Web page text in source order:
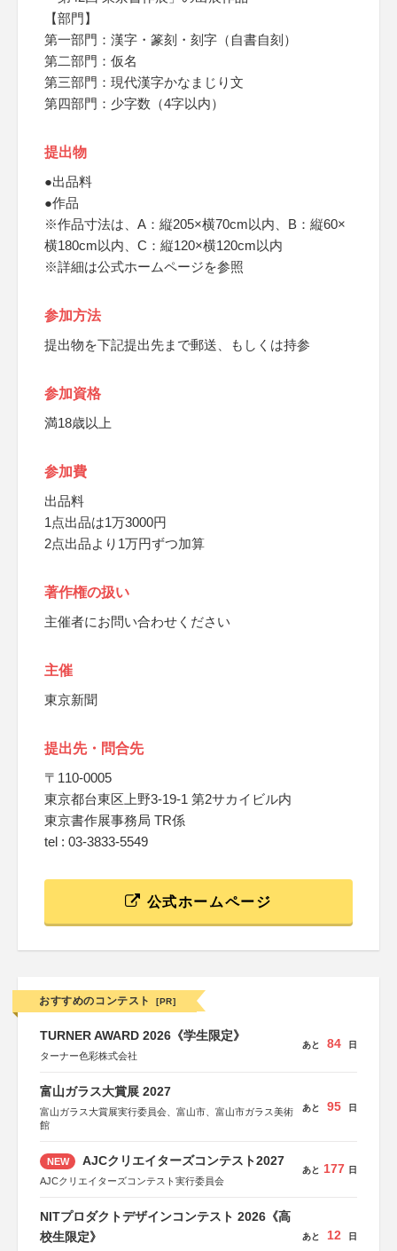
【部門】
第一部門：漢字・篆刻・刻字（自書自刻）
第二部門：仮名
第三部門：現代漢字かなまじり文
第四部門：少字数（4字以内）
提出物
●出品料
●作品
※作品寸法は、A：縦205×横70cm以内、B：縦60×
横180cm以内、C：縦120×横120cm以内
※詳細は公式ホームページを参照
参加方法
提出物を下記提出先まで郵送、もしくは持参
参加資格
満18歳以上
参加費
出品料
1点出品は1万3000円
2点出品より1万円ずつ加算
著作権の扱い
主催者にお問い合わせください
主催
東京新聞
提出先・問合先
〒110-0005
東京都台東区上野3-19-1 第2サカイビル内
東京書作展事務局 TR係
tel : 03-3833-5549
公式ホームページ
おすすめのコンテスト [PR]
TURNER AWARD 2026《学生限定》
ターナー色彩株式会社
あと 84 日
富山ガラス大賞展 2027
富山ガラス大賞展実行委員会、富山市、富山市ガラス美術
館
あと 95 日
NEW AJCクリエイターズコンテスト2027
AJCクリエイターズコンテスト実行委員会
あと 177 日
NITプロダクトデザインコンテスト 2026《高
校生限定》
あと 12 日